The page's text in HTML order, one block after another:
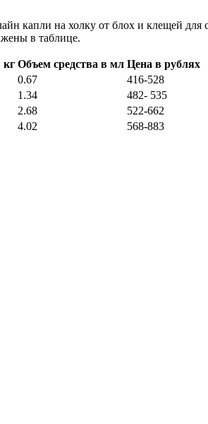
капли на холку от блох и клещей для
в таблице.
кг Объем средства в мл Цена в рублях
0.67
416-528
1.34
482- 535
2.68
522-662
4.02 568-883